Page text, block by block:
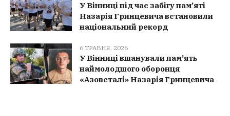
У Вінниці під час забігу пам’яті
Назарія Гринцевича встановили
національний рекорд
6 ТРАВНЯ, 2026
У Вінниці вшанували пам’ять
наймолодшого оборонця
«Азовсталі» Назарія Гринцевича